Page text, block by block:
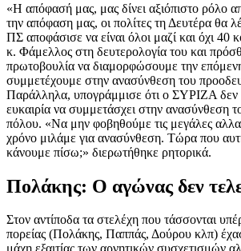
«Η απόφασή μας, μας δίνει αξιόπιστο ρόλο
την απόφαση μας, οι πολίτες τη Δευτέρα θα
ΠΣ αποφάσισε να είναι όλοι μαζί και όχι 40
κ. Φάμελλος στη δευτερολογία του και
πρωτοβουλία να διαμορφώσουμε την
συμμετέχουμε στην ανασύνθεση του
Παράλληλα, υπογράμμισε ότι ο ΣΥΡΙΖΑ δεν
ευκαιρία να συμμετάσχει στην ανασύνθεση
πόλου. «Να μην φοβηθούμε τις μεγάλες
χρόνο μιλάμε για ανασύνθεση. Τώρα που
κάνουμε πίσω;» διερωτήθηκε ρητορικά.
Πολάκης: Ο αγώνας δεν
Στον αντίποδα τα στελέχη που τάσσονται
πορείας (Πολάκης, Παππάς, Δούρου κλπ)